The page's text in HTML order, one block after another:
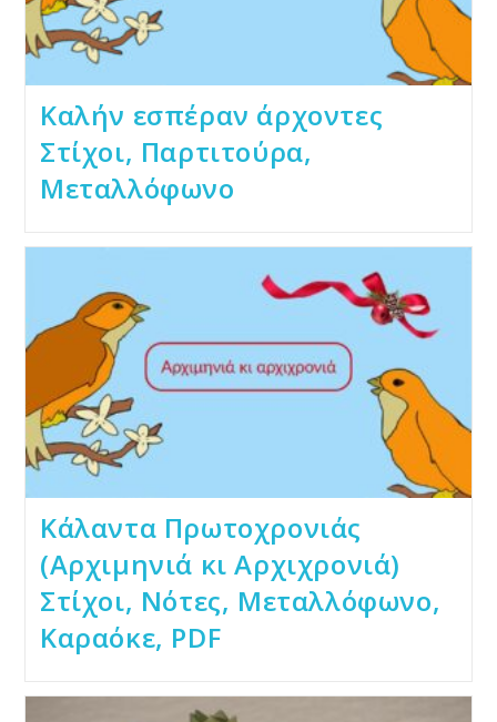
Καλήν εσπέραν άρχοντες
Στίχοι, Παρτιτούρα,
Μεταλλόφωνο
Κάλαντα Πρωτοχρονιάς
(Αρχιμηνιά κι Αρχιχρονιά)
Στίχοι, Νότες, Μεταλλόφωνο,
Καραόκε, PDF